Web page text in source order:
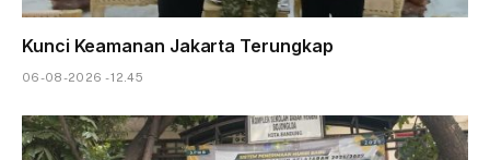
Kunci Keamanan Jakarta Terungkap
06-08-2026 - 12.45